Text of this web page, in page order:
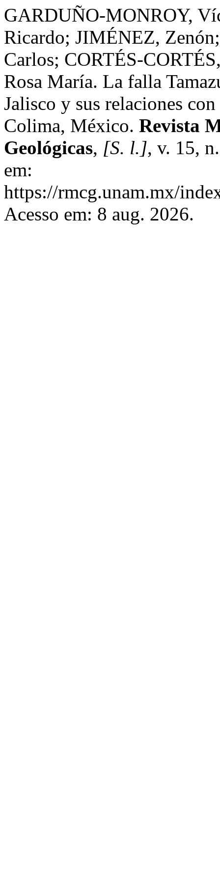
GARDUÑO-MONROY,
Ricardo; JIMÉNEZ,
Carlos; CORTÉS-
Rosa María. La falla
Jalisco y sus relaciones
Colima, México. Revista
Geológicas, [S. l.], v. 15,
em:
https://rmcg.unam.mx/
Acesso em: 8 aug. 2026.